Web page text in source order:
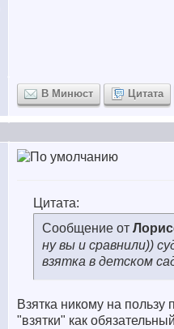
В Минюст Цитата
Цитата:
Сообщение от
ну вы и сравнили))
взятка в детском
Взятка никому на
"взятки" как